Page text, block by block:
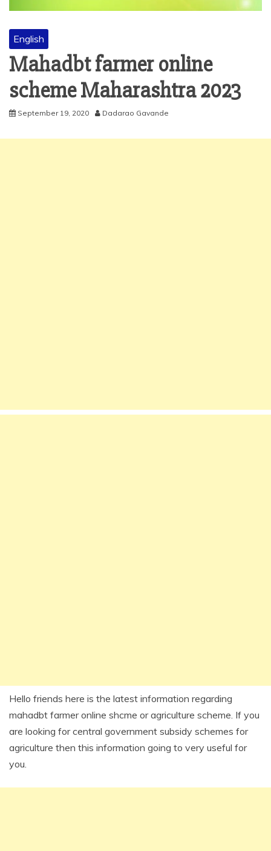
English
Mahadbt farmer online
scheme Maharashtra 2023
September 19, 2020 Dadarao Gavande
Hello friends here is the latest information regarding
mahadbt farmer online shcme or agriculture scheme. If you
are looking for central government subsidy schemes for
agriculture then this information going to very useful for
you.